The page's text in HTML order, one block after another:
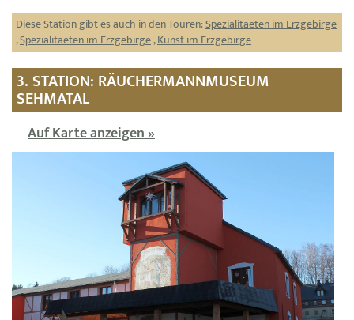
Diese Station gibt es auch in den Touren:Spezialitaeten im Erzgebirge
,Spezialitaeten im Erzgebirge,Kunst im Erzgebirge
3. STATION: RÄUCHERMANNMUSEUM
SEHMATAL
Auf Karte anzeigen »